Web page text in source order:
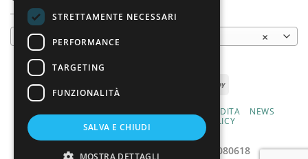
×
Bilance
CHI SIAMO PRODOTTI CONDIZIONI DI VENDITA
NEWS
CONTATTI
PRIVACY E COOKIE POLICY
MODALITÀ DI PAGAMENTO
2026 ©Varlese s.r.l. | P.iva: 03786080618
STRETTAMENTE NECESSARI
PERFORMANCE
TARGETING
FUNZIONALITÀ
SALVA E CHIUDI
MOSTRA DETTAGLI